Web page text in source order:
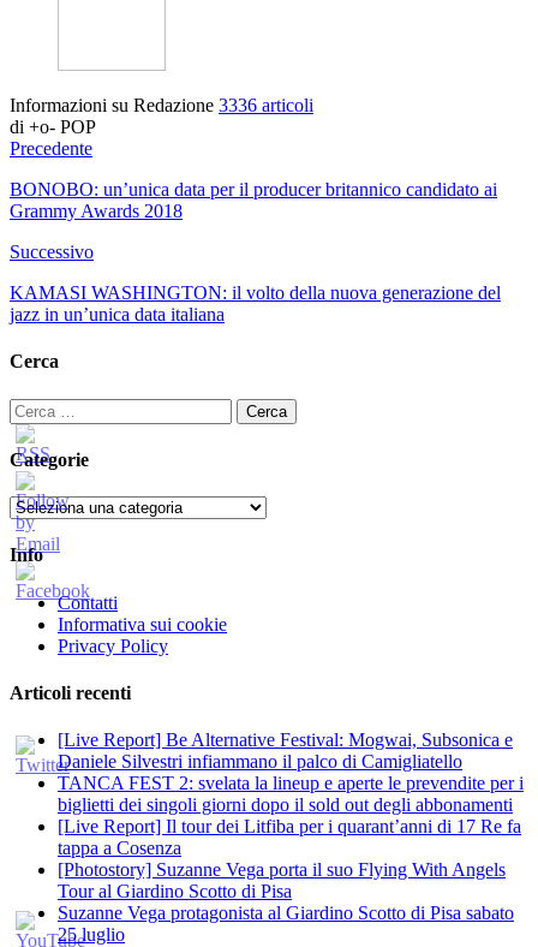
Informazioni su Redazione 3336 articoli
di +o- POP
Precedente
BONOBO: un’unica data per il producer britannico candidato ai
Grammy Awards 2018
Successivo
KAMASI WASHINGTON: il volto della nuova generazione del
jazz in un’unica data italiana
Cerca
Ricerca
per:
Categorie
Categorie
Info
Contatti
Informativa sui cookie
Privacy Policy
Articoli recenti
[Live Report] Be Alternative Festival: Mogwai, Subsonica e
Daniele Silvestri infiammano il palco di Camigliatello
TANCA FEST 2: svelata la lineup e aperte le prevendite per i
biglietti dei singoli giorni dopo il sold out degli abbonamenti
[Live Report] Il tour dei Litfiba per i quarant’anni di 17 Re fa
tappa a Cosenza
[Photostory] Suzanne Vega porta il suo Flying With Angels
Tour al Giardino Scotto di Pisa
Suzanne Vega protagonista al Giardino Scotto di Pisa sabato
25 luglio